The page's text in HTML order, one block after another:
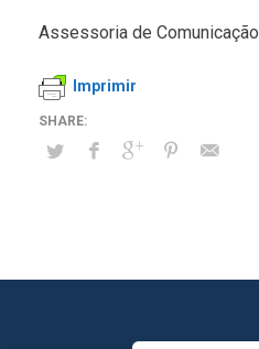
Assessoria de Comunicação
Imprimir